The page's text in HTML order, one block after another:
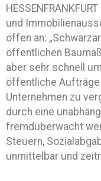
und
offen an:
öffentlichen
aber sehr schnell
öffentliche Aufträge
Unternehmen zu
durch eine
fremdüberwacht
Steuern,
unmittelbar und